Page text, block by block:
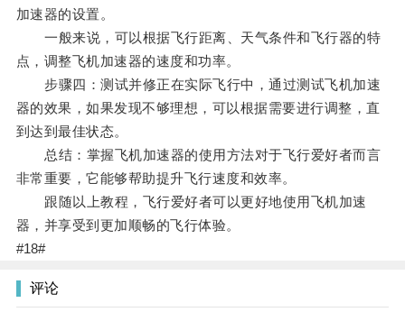
加速器的设置。
一般来说，可以根据飞行距离、天气条件和飞行器的特
点，调整飞机加速器的速度和功率。
步骤四：测试并修正在实际飞行中，通过测试飞机加速
器的效果，如果发现不够理想，可以根据需要进行调整，直
到达到最佳状态。
总结：掌握飞机加速器的使用方法对于飞行爱好者而言
非常重要，它能够帮助提升飞行速度和效率。
跟随以上教程，飞行爱好者可以更好地使用飞机加速
器，并享受到更加顺畅的飞行体验。
#18#
评论